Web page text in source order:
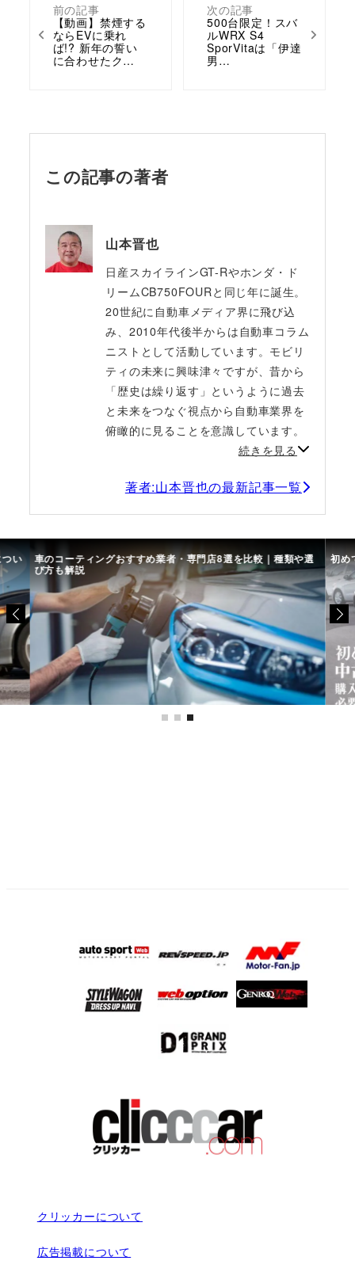
前の記事
【動画】禁煙する
ならEVに乗れ
ば!? 新年の誓い
に合わせたク…
次の記事
500台限定！スバ
ルWRX S4
SporVitaは「伊達
男…
この記事の著者
山本晋也
日産スカイラインGT-Rやホンダ・ド
リームCB750FOURと同じ年に誕生。
20世紀に自動車メディア界に飛び込
み、2010年代後半からは自動車コラム
ニストとして活動しています。モビリ
ティの未来に興味津々ですが、昔から
「歴史は繰り返す」というように過去
と未来をつなぐ視点から自動車業界を
俯瞰的に見ることを意識しています。
続きを見る
著者:山本晋也の最新記事一覧
い 車のコーティングおすすめ業者・専門店8選を比較｜種類や選
び方も解説
初め
クリッカーについて
広告掲載について